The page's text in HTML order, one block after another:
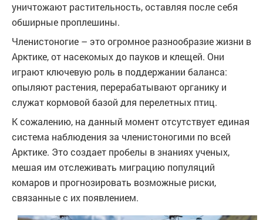
уничтожают растительность, оставляя после себя
обширные проплешины.
Членистоногие – это огромное разнообразие жизни в
Арктике, от насекомых до пауков и клещей. Они
играют ключевую роль в поддержании баланса:
опыляют растения, перерабатывают органику и
служат кормовой базой для перелетных птиц.
К сожалению, на данный момент отсутствует единая
система наблюдения за членистоногими по всей
Арктике. Это создает пробелы в знаниях ученых,
мешая им отслеживать миграцию популяций
комаров и прогнозировать возможные риски,
связанные с их появлением.